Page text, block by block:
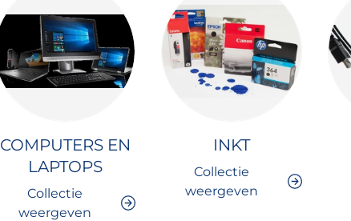
COMPUTERS EN
LAPTOPS
Collectie
weergeven
INKT
Collectie
weergeven